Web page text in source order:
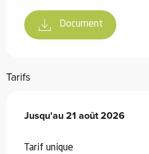
Document
Tarifs
Du8 juillet 2026au21 août
Jusqu'au21 août 2026
Tarif unique